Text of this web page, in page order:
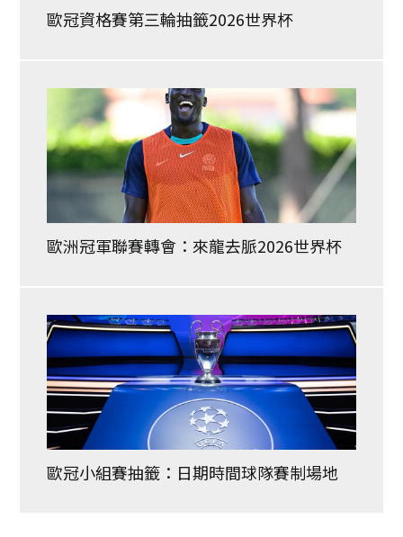
歐冠資格賽第三輪抽籤2026世界杯
歐洲冠軍聯賽轉會：來龍去脈2026世界杯
歐冠小組賽抽籤：日期時間球隊賽制場地